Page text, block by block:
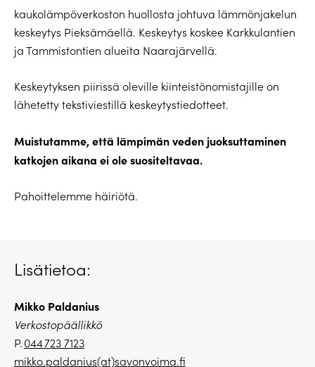
kaukolämpöverkoston huollosta johtuva lämmönjakelun
keskeytys Pieksämäellä. Keskeytys koskee Karkkulantien
ja Tammistontien alueita Naarajärvellä.
Keskeytyksen piirissä oleville kiinteistönomistajille on
lähetetty tekstiviestillä keskeytystiedotteet.
Muistutamme, että lämpimän veden juoksuttaminen
katkojen aikana ei ole suositeltavaa.
Pahoittelemme häiriötä.
Lisätietoa:
Mikko Paldanius
Verkostopäällikkö
P.044 723 7123
mikko.paldanius(at)savonvoima.fi